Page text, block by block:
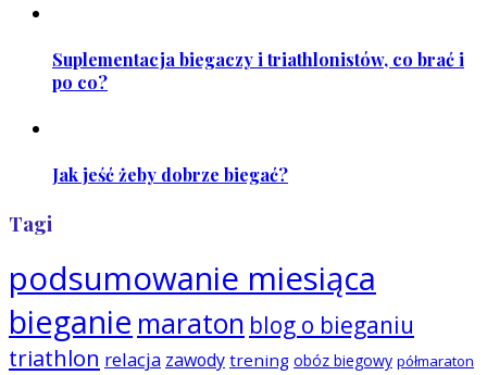
Suplementacja biegaczy i triathlonistów, co brać i
po co?
Jak jeść żeby dobrze biegać?
Tagi
podsumowanie miesiąca
bieganie maraton blog o bieganiu
triathlon relacja zawody trening obóz biegowy półmaraton